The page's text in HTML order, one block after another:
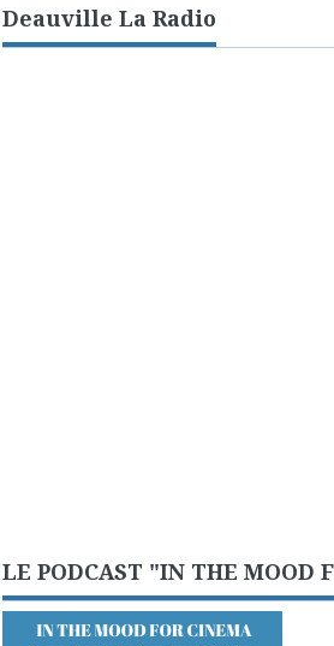
Deauville La Radio
LE PODCAST "IN THE MOOD